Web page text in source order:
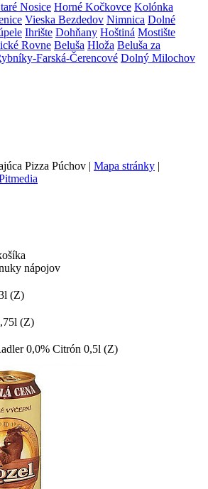
Nosice Horné Kočkovce Kolónka
Vieska Bezdedov Nimnica Dolné
Ihrište Dohňany Hoštiná Mostište
Rovne Beluša Hloža Beluša za
Farská-Čerencové Dolný Milochov
Pizza Púchov | Mapa stránky |
nápojov
(Z)
(Z)
0,0% Citrón 0,5l (Z)